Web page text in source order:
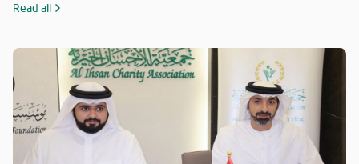
المحتاجة والمتعففة ودعم الحالات الإنسانية، إضافة إلى أهمية ترسيخ علاقة
Read all